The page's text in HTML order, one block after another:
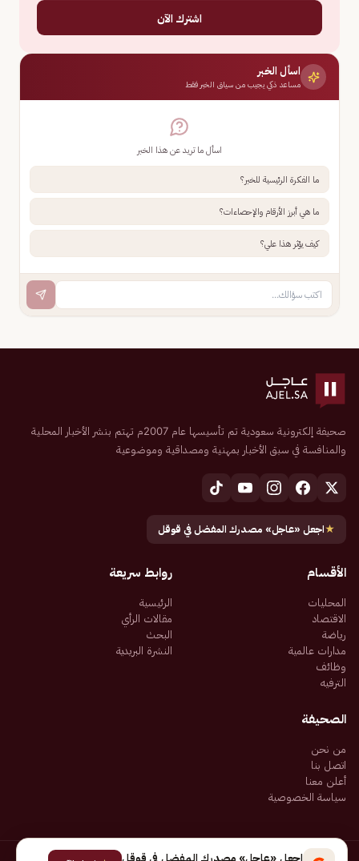
اشترك الآن
اسأل الخبر
مساعد ذكي يجيب من سياق الخبر فقط
اسأل ما تريد عن هذا الخبر
ما الفكرة الرئيسية للخبر؟
ما هي أبرز الأرقام والإحصاءات؟
كيف يؤثر هذا علي؟
صحيفة إلكترونية سعودية تم تأسيسها عام 2007م تهتم بنشر الأخبار المحلية
والمنافسة في سبق الأخبار بمهنية ومصداقية وموضوعية
★اجعل «عاجل» مصدرك المفضل في قوقل
الأقسام
المحليات
الاقتصاد
رياضة
مدارات عالمية
وظائف
الترفيه
روابط سريعة
الرئيسية
مقالات الرأي
البحث
النشرة البريدية
الصحيفة
من نحن
اتصل بنا
أعلن معنا
سياسة الخصوصية
اجعل «عاجل» مصدرك المفضل في قوقل